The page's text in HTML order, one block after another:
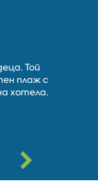
Той
плаж с
хотела.